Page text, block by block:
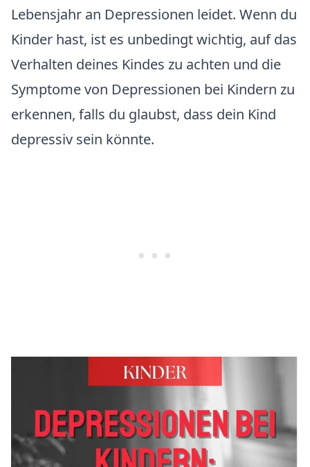
Lebensjahr an Depressionen leidet. Wenn du
Kinder hast, ist es unbedingt wichtig, auf das
Verhalten deines Kindes zu achten und die
Symptome von Depressionen bei Kindern zu
erkennen, falls du glaubst, dass dein Kind
depressiv sein könnte.